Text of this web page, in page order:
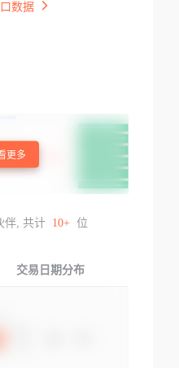
数据
更多
伴, 共计 10+ 位
交易日期分布